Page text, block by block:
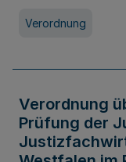
Verordnung
Verordnung
Prüfung der